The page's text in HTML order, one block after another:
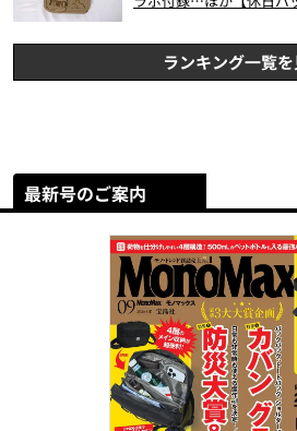
ランキング一覧
最新号のご案内